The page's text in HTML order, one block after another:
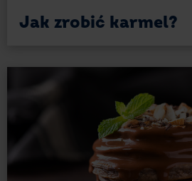
Jak zrobić karmel?